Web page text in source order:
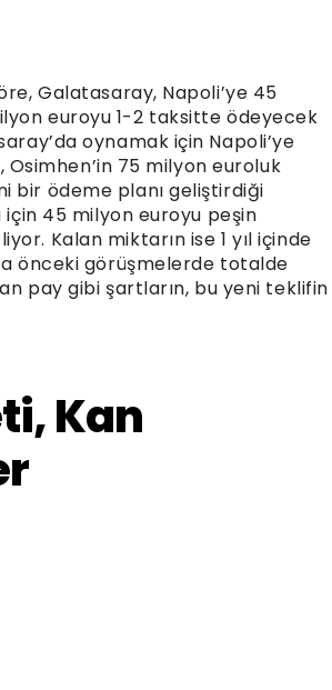
Galatasaray, Napoli’ye 45
euroyu 1-2 taksitte ödeyecek
oynamak için Napoli’ye
Osimhen’in 75 milyon euroluk
bir ödeme planı geliştirdiği
45 milyon euroyu peşin
Kalan miktarın ise 1 yıl içinde
önceki görüşmelerde totalde
pay gibi şartların, bu yeni teklifin